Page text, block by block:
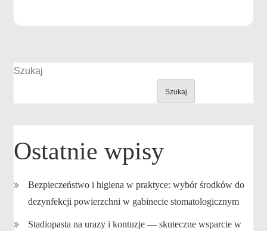
Szukaj
Szukaj
Ostatnie wpisy
Bezpieczeństwo i higiena w praktyce: wybór środków do
dezynfekcji powierzchni w gabinecie stomatologicznym
Stadiopasta na urazy i kontuzje — skuteczne wsparcie w